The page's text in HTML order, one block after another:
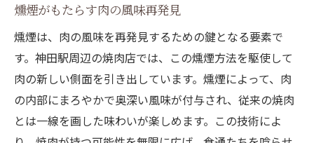
焼肉文化の新たな地平: 神田駅
神田駅での焼肉が持つ特別な瞬間
神田の焼肉店で特別なひととき燻煙の魔法が織
り成す絶品の味
神田駅での焼肉が織り成す物語
燻煙が演出する特別なひととき
燻煙がもたらす肉の風味再発見
燻煙は、肉の風味を再発見するための鍵となる要素で
す。神田駅周辺の焼肉店では、この燻煙方法を駆使して
肉の新しい側面を引き出しています。燻煙によって、肉
の内部にまろやかで奥深い風味が付与され、従来の焼肉
とは一線を画した味わいが楽しめます。この技術によ